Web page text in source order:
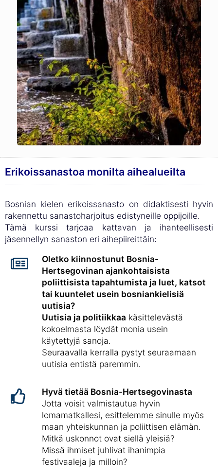
Erikoissanastoa monilta aihealueilta
Bosnian kielen erikoissanasto on didaktisesti hyvin
rakennettu sanastoharjoitus edistyneille oppijoille.
Tämä kurssi tarjoaa kattavan ja ihanteellisesti
jäsennellyn sanaston eri aihepiireittäin:
Oletko kiinnostunut Bosnia-
Hertsegovinan ajankohtaisista
poliittisista tapahtumista ja luet, katsot
tai kuuntelet usein bosniankielisiä
uutisia?
Uutisia ja politiikkaa käsittelevästä
kokoelmasta löydät monia usein
käytettyjä sanoja.
Seuraavalla kerralla pystyt seuraamaan
uutisia entistä paremmin.
Hyvä tietää Bosnia-Hertsegovinasta
Jotta voisit valmistautua hyvin
lomamatkallesi, esittelemme sinulle myös
maan yhteiskunnan ja poliittisen elämän.
Mitkä uskonnot ovat siellä yleisiä?
Missä ihmiset juhlivat ihanimpia
festivaaleja ja milloin?